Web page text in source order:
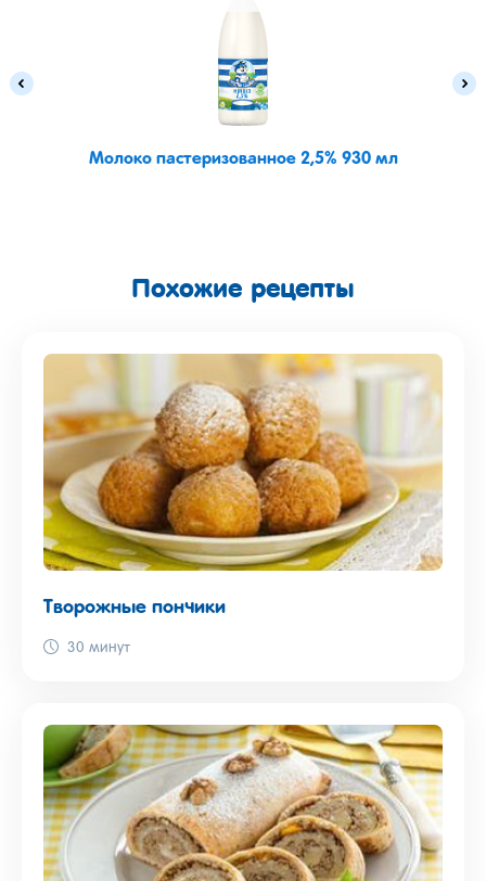
Молоко пастеризованное 2,5% 930 мл
Похожие рецепты
Творожные пончики
30 минут